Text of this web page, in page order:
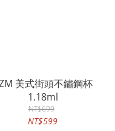
美式街頭不鏽鋼杯
1.18ml
NT$699
NT$599